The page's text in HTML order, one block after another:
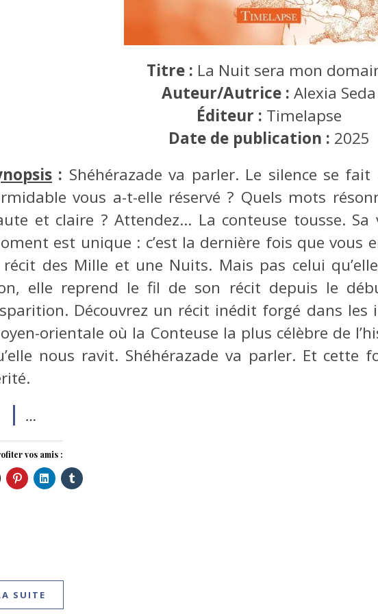
Titre : La Nuit sera mon
Auteur/Autrice : Alexia Seda
Éditeur : Timelapse
Date de publication : 2025
: Shéhérazade va parler. Le silence se
vous a-t-elle réservé ? Quels mots
et claire ? Attendez… La conteuse tousse.
est unique : c’est la dernière fois que vous
récit des Mille et une Nuits. Mais pas celui
elle reprend le fil de son récit depuis le
Découvrez un récit inédit forgé dans les
orientale où la Conteuse la plus célèbre de
nous ravit. Shéhérazade va parler. Et cette
…
vos amis :
SUITE